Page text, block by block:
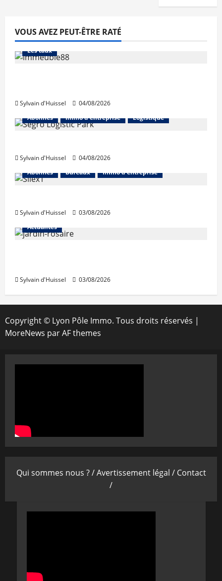
VOUS AVEZ PEUT-ÊTRE RATÉ
Abonnés Financement
L'avis des courtiers
Les taux
Sylvain d'Huissel
04/08/2026
Abonnés
Immo d'entreprise Logistique
Sylvain d'Huissel
04/08/2026
Abonnés
Bureaux Immo d'entreprise
Sylvain d'Huissel
03/08/2026
Actualités
Sylvain d'Huissel 03/08/2026
Copyright © Lyon Pôle Immo. Tous droits réservés |
MoreNews par AF themes
Qui sommes nous ? /Avertissement légal / Contact
/